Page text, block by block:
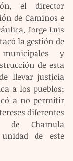
el director
de Caminos e
Jorge Luis
la gestión de
y
de esta
llevar justicia
a los pueblos;
a no permitir
diferentes
Chamula
de este